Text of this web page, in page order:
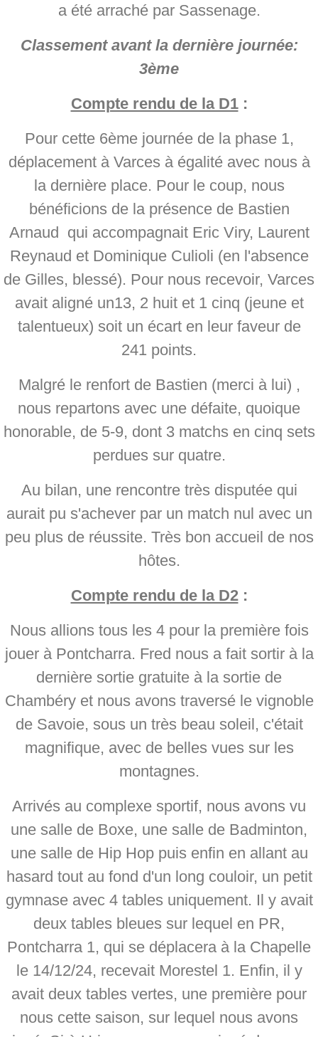
a été arraché par Sassenage.
Classement avant la dernière journée:
3ème
Compte rendu de la D1:
Pour cette 6ème journée de la phase 1,
déplacement à Varces à égalité avec nous à
la dernière place. Pour le coup, nous
bénéficions de la présence de Bastien
Arnaud qui accompagnait Eric Viry, Laurent
Reynaud et Dominique Culioli (en l'absence
de Gilles, blessé). Pour nous recevoir, Varces
avait aligné un13, 2 huit et 1 cinq (jeune et
talentueux) soit un écart en leur faveur de
241 points.
Malgré le renfort de Bastien (merci à lui) ,
nous repartons avec une défaite, quoique
honorable, de 5-9, dont 3 matchs en cinq sets
perdues sur quatre.
Au bilan, une rencontre très disputée qui
aurait pu s'achever par un match nul avec un
peu plus de réussite. Très bon accueil de nos
hôtes.
Compte rendu de la D2:
Nous allions tous les 4 pour la première fois
jouer à Pontcharra. Fred nous a fait sortir à la
dernière sortie gratuite à la sortie de
Chambéry et nous avons traversé le vignoble
de Savoie, sous un très beau soleil, c'était
magnifique, avec de belles vues sur les
montagnes.
Arrivés au complexe sportif, nous avons vu
une salle de Boxe, une salle de Badminton,
une salle de Hip Hop puis enfin en allant au
hasard tout au fond d'un long couloir, un petit
gymnase avec 4 tables uniquement. Il y avait
deux tables bleues sur lequel en PR,
Pontcharra 1, qui se déplacera à la Chapelle
le 14/12/24, recevait Morestel 1. Enfin, il y
avait deux tables vertes, une première pour
nous cette saison, sur lequel nous avons